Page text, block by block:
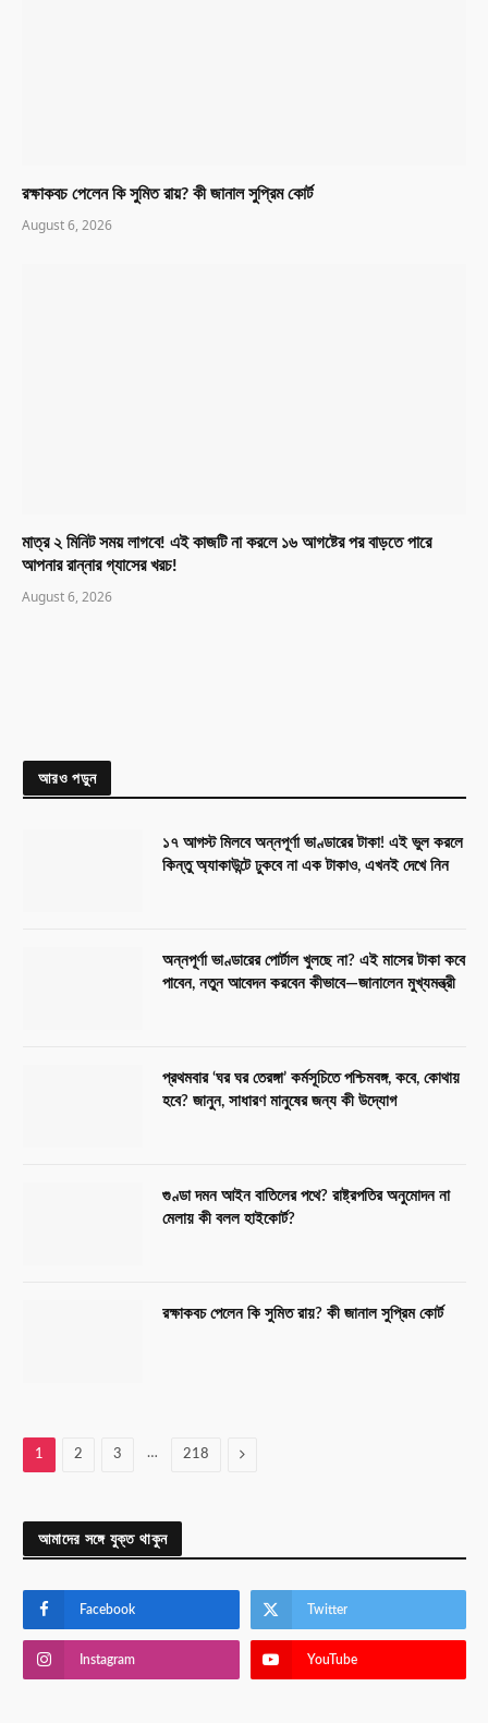
রক্ষাকবচ পেলেন কি সুমিত রায়? কী জানাল সুপ্রিম কোর্ট
August 6, 2026
মাত্র ২ মিনিট সময় লাগবে! এই কাজটি না করলে ১৬ আগষ্টের পর বাড়তে পারে
আপনার রান্নার গ্যাসের খরচ!
August 6, 2026
আরও পড়ুন
১৭ আগস্ট মিলবে অন্নপূর্ণা ভাণ্ডারের টাকা! এই ভুল করলে
কিন্তু অ্যাকাউন্টে ঢুকবে না এক টাকাও, এখনই দেখে নিন
অন্নপূর্ণা ভাণ্ডারের পোর্টাল খুলছে না? এই মাসের টাকা কবে
পাবেন, নতুন আবেদন করবেন কীভাবে—জানালেন মুখ্যমন্ত্রী
প্রথমবার ‘ঘর ঘর তেরঙ্গা’ কর্মসূচিতে পশ্চিমবঙ্গ, কবে, কোথায়
হবে? জানুন, সাধারণ মানুষের জন্য কী উদ্যোগ
গুণ্ডা দমন আইন বাতিলের পথে? রাষ্ট্রপতির অনুমোদন না
মেলায় কী বলল হাইকোর্ট?
রক্ষাকবচ পেলেন কি সুমিত রায়? কী জানাল সুপ্রিম কোর্ট
1 2 3 … 218 Next
আমাদের সঙ্গে যুক্ত থাকুন
Facebook Twitter
Instagram YouTube